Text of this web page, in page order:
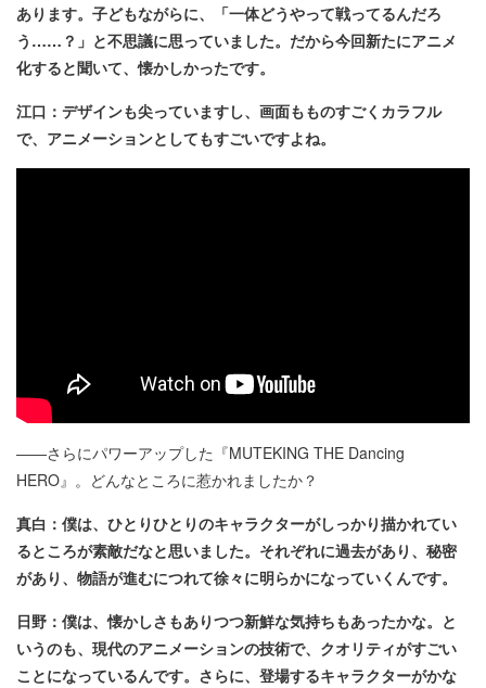
あります。子どもながらに、「一体どうやって戦ってるんだろ
う……？」と不思議に思っていました。だから今回新たにアニメ
化すると聞いて、懐かしかったです。
江口：デザインも尖っていますし、画面もものすごくカラフル
で、アニメーションとしてもすごいですよね。
――さらにパワーアップした『MUTEKING THE Dancing
HERO』。どんなところに惹かれましたか？
真白：僕は、ひとりひとりのキャラクターがしっかり描かれてい
るところが素敵だなと思いました。それぞれに過去があり、秘密
があり、物語が進むにつれて徐々に明らかになっていくんです。
日野：僕は、懐かしさもありつつ新鮮な気持ちもあったかな。と
いうのも、現代のアニメーションの技術で、クオリティがすごい
ことになっているんです。さらに、登場するキャラクターがかな